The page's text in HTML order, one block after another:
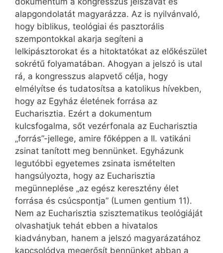
alapgondolatát magyarázza. Az is nyilvánvaló,
hogy biblikus, teológiai és pasztorális
szempontokkal akarja segíteni a
lelkipásztorokat és a hitoktatókat az előkészület
sokrétű folyamatában. Ahogyan a jelszó is utal
rá, a kongresszus alapvető célja, hogy
elmélyítse és tudatosítsa a katolikus hívekben,
hogy az Egyház életének forrása az
Eucharisztia. Ezért a dokumentum
kulcsfogalma, sőt vezérfonala az Eucharisztia
„forrás”-jellege, amire főképpen a II. vatikáni
zsinat tanított meg bennünket. Egyházunk
legutóbbi egyetemes zsinata ismételten
hangsúlyozta, hogy az Eu­charisztia
megünneplése „az egész keresztény élet
forrása és csúcspontja” (Lumen gentium 11).
Nem az Eucharisztia szisztematikus teológiáját
olvashatjuk tehát ebben a hivatalos
kiadványban, hanem a jelszó magyarázatához
kapcsolódva megerősít bennünket abban a